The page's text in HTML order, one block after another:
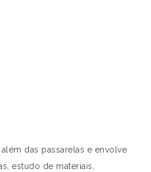
das passarelas e envolve
estudo de materiais,